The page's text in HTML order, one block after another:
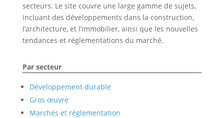
secteurs. Le site couvre une large gamme de sujets,
incluant des développements dans la construction,
l’architecture, et l’immobilier, ainsi que les nouvelles
tendances et réglementations du marché.
Par secteur
Développement durable
Gros œuvre
Marchés et réglementation